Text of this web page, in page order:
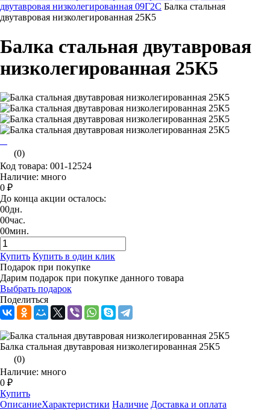
двутавровая низколегированная 09Г2С Балка стальная
двутавровая низколегированная 25К5
Балка стальная двутавровая
низколегированная 25К5
(0)
Код товара: 001-12524
Наличие: много
0 ₽
До конца акции осталось:
00дн.
00час.
00мин.
Купить Купить в один клик
Подарок при покупке
Дарим подарок при покупке данного товара
Выбрать подарок
Поделиться
Балка стальная двутавровая низколегированная 25К5
(0)
Наличие: много
0 ₽
Купить
ОписаниеХарактеристики Наличие Доставка и оплата